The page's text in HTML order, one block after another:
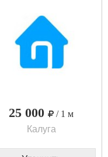
25 000
/ 1 м
Калуга